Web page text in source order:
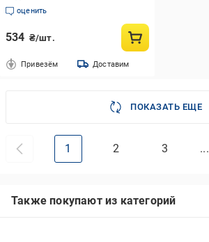
оценить
534 ₴/шт.
Привезём Доставим
ПОКАЗАТЬ ЕЩЕ
1 2 3 ...
Также покупают из категорий